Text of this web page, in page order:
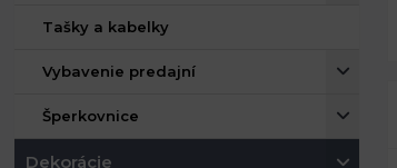
Tašky a kabelky
Vybavenie predajní
Šperkovnice
Dekorácie